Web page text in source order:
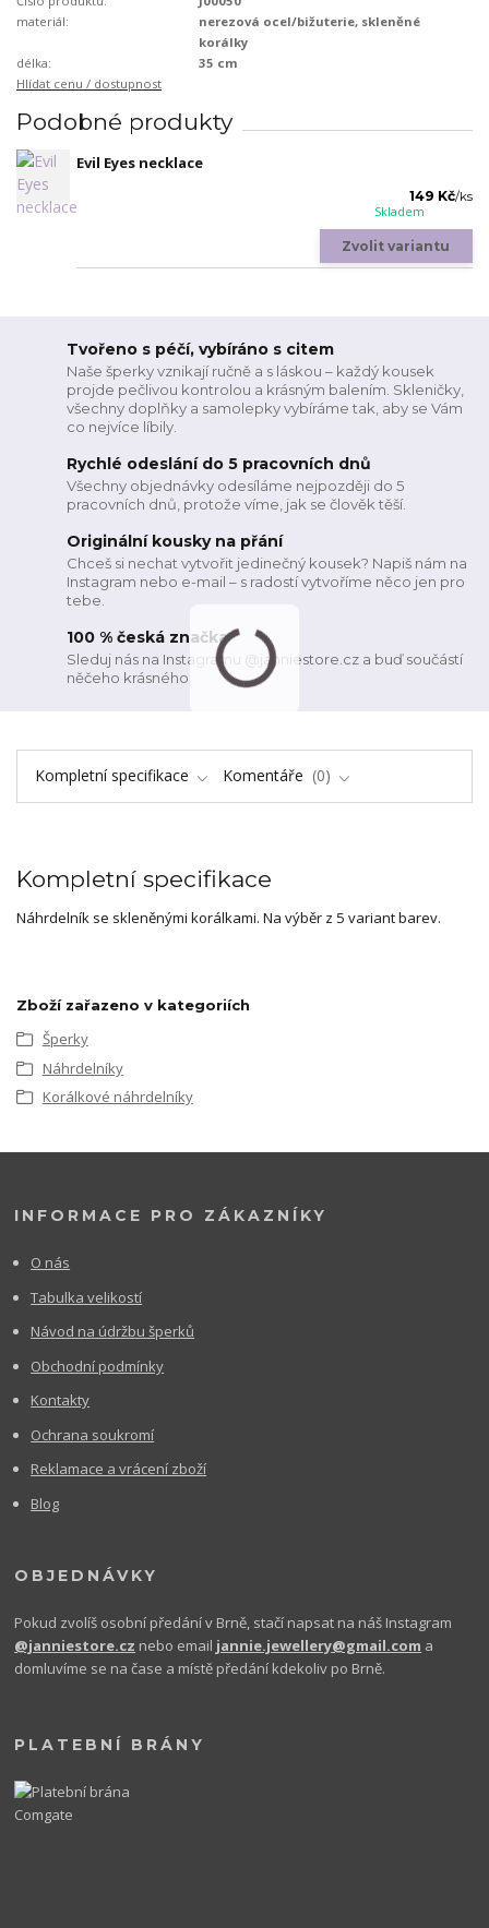
materiál:
nerezová ocel/bižuterie, skleněné
korálky
délka:
35 cm
Hlídat cenu / dostupnost
Podobné produkty
Evil Eyes necklace
149 Kč/ks
Skladem
Zvolit variantu
Tvořeno s péčí, vybíráno s citem
Naše šperky vznikají ručně a s láskou – každý kousek
projde pečlivou kontrolou a krásným balením. Skleničky,
všechny doplňky a samolepky vybíráme tak, aby se Vám
co nejvíce líbily.
Rychlé odeslání do 5 pracovních dnů
Všechny objednávky odesíláme nejpozději do 5
pracovních dnů, protože víme, jak se člověk těší.
Originální kousky na přání
Chceš si nechat vytvořit jedinečný kousek? Napiš nám na
Instagram nebo e-mail – s radostí vytvoříme něco jen pro
tebe.
100 % česká značka
Sleduj nás na Instagramu @janniestore.cz a buď součástí
něčeho krásného
Kompletní specifikace Komentáře 0
Kompletní specifikace
Náhrdelník se skleněnými korálkami. Na výběr z 5 variant barev.
Zboží zařazeno v kategoriích
Šperky
Náhrdelníky
Korálkové náhrdelníky
INFORMACE PRO ZÁKAZNÍKY
O nás
Tabulka velikostí
Návod na údržbu šperků
Obchodní podmínky
Kontakty
Ochrana soukromí
Reklamace a vrácení zboží
Blog
OBJEDNÁVKY
Pokud zvolíš osobní předání v Brně, stačí napsat na náš Instagram
@janniestore.cz nebo email jannie.jewellery@gmail.com a
domluvíme se na čase a místě předání kdekoliv po Brně.
PLATEBNÍ BRÁNY